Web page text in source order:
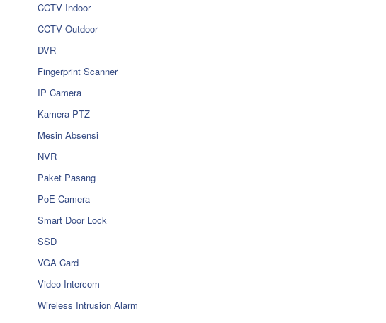
CCTV Indoor
CCTV Outdoor
DVR
Fingerprint Scanner
IP Camera
Kamera PTZ
Mesin Absensi
NVR
Paket Pasang
PoE Camera
Smart Door Lock
SSD
VGA Card
Video Intercom
Wireless Intrusion Alarm